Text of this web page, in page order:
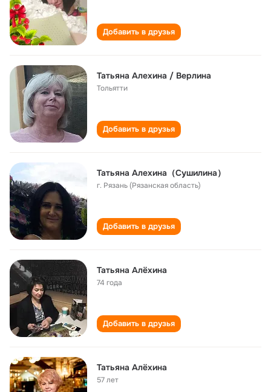
Добавить в друзья
Татьяна Алехина / Верлина
Тольятти
Добавить в друзья
Татьяна Алехина（Сушилина）
г. Рязань (Рязанская область)
Добавить в друзья
Татьяна Алёхина
74 года
Добавить в друзья
Татьяна Алёхина
57 лет